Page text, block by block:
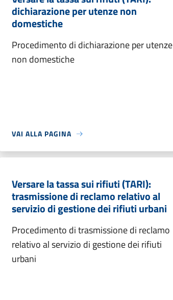
dichiarazione per utenze non
domestiche
Procedimento di dichiarazione per utenze
non domestiche
VAI ALLA PAGINA
Versare la tassa sui rifiuti (TARI):
trasmissione di reclamo relativo al
servizio di gestione dei rifiuti urbani
Procedimento di trasmissione di reclamo
relativo al servizio di gestione dei rifiuti
urbani